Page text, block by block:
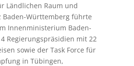
Ländlichen Raum und
Baden-Württemberg führte
Innenministerium Baden-
Regierungspräsidien mit 22
sowie der Task Force für
in Tübingen,